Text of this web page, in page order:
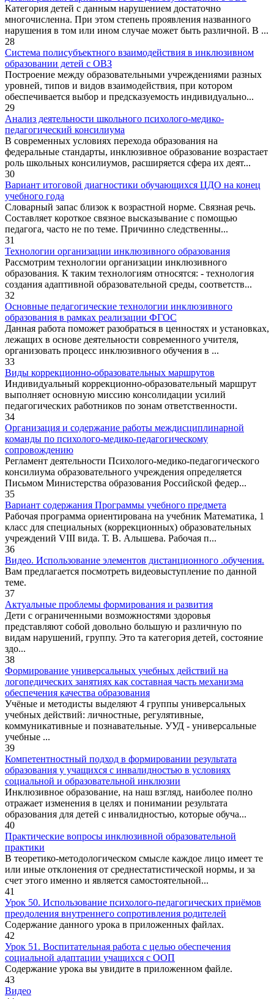
Категория детей с данным нарушением достаточно
многочисленна. При этом степень проявления названного
нарушения в том или ином случае может быть различной. В ...
28
Система полисубъектного взаимодействия в инклюзивном
образовании детей с ОВЗ
Построение между образовательными учреждениями разных
уровней, типов и видов взаимодействия, при котором
обеспечивается выбор и предсказуемость индивидуально...
29
Анализ деятельности школьного психолого-медико-
педагогический консилиума
В современных условиях перехода образования на
федеральные стандарты, инклюзивное образование возрастает
роль школьных консилиумов, расширяется сфера их деят...
30
Вариант итоговой диагностики обучающихся ЦДО на конец
учебного года
Словарный запас близок к возрастной норме. Связная речь.
Составляет короткое связное высказывание с помощью
педагога, часто не по теме. Причинно следственны...
31
Технологии организации инклюзивного образования
Рассмотрим технологии организации инклюзивного
образования. К таким технологиям относятся: - технология
создания адаптивной образовательной среды, соответств...
32
Основные педагогические технологии инклюзивного
образования в рамках реализации ФГОС
Данная работа поможет разобраться в ценностях и установках,
лежащих в основе деятельности современного учителя,
организовать процесс инклюзивного обучения в ...
33
Виды коррекционно-образовательных маршрутов
Индивидуальный коррекционно-образовательный маршрут
выполняет основную миссию консолидации усилий
педагогических работников по зонам ответственности.
34
Организация и содержание работы междисциплинарной
команды по психолого-медико-педагогическому
сопровождению
Регламент деятельности Психолого-медико-педагогического
консилиума образовательного учреждения определяется
Письмом Министерства образования Российской федер...
35
Вариант содержания Программы учебного предмета
Рабочая программа ориентирована на учебник Математика, 1
класс для специальных (коррекционных) образовательных
учреждений VIII вида. Т. В. Алышева. Рабочая п...
36
Видео. Использование элементов дистанционного .обучения.
Вам предлагается посмотреть видеовыступление по данной
теме.
37
Актуальные проблемы формирования и развития
Дети с ограниченными возможностями здоровья
представляют собой довольно большую и различную по
видам нарушений, группу. Это та категория детей, состояние
здо...
38
Формирование универсальных учебных действий на
логопедических занятиях как составная часть механизма
обеспечения качества образования
Учёные и методисты выделяют 4 группы универсальных
учебных действий: личностные, регулятивные,
коммуникативные и познавательные. УУД - универсальные
учебные ...
39
Компетентностный подход в формировании результата
образования у учащихся с инвалидностью в условиях
социальной и образовательной инклюзии
Инклюзивное образование, на наш взгляд, наиболее полно
отражает изменения в целях и понимании результата
образования для детей с инвалидностью, которые обуча...
40
Практические вопросы инклюзивной образовательной
практики
В теоретико-методологическом смысле каждое лицо имеет те
или иные отклонения от среднестатистической нормы, и за
счет этого именно и является самостоятельной...
41
Урок 50. Использование психолого-педагогических приёмов
преодоления внутреннего сопротивления родителей
Содержание данного урока в приложенных файлах.
42
Урок 51. Воспитательная работа с целью обеспечения
социальной адаптации учащихся с ООП
Содержание урока вы увидите в приложенном файле.
43
Видео